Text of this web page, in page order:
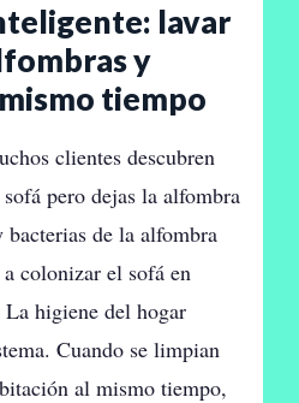
lavar
y
tiempo
clientes descubren
pero dejas la alfombra
bacterias de la alfombra
colonizar el sofá en
La higiene del hogar
Cuando se limpian
al mismo tiempo,